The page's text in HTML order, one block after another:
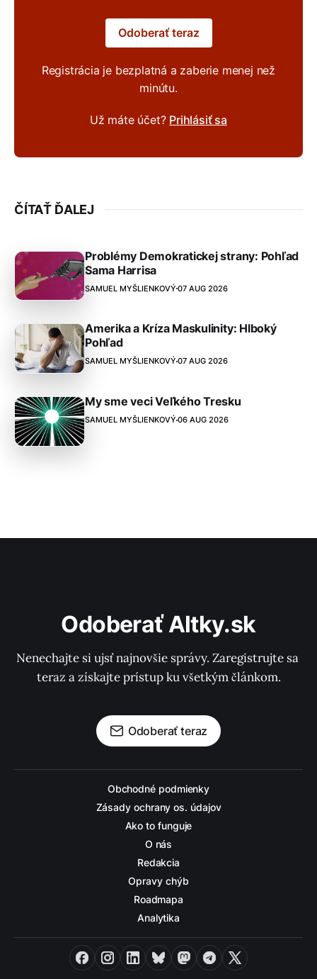
Odoberať teraz
Registrácia je bezplatná a zaberie menej než
minútu.
Už máte účet? Prihlásiť sa
ČÍTAŤ ĎALEJ
Problémy Demokratickej strany: Pohľad
Sama Harrisa
SAMUEL MYŠLIENKOVÝ 07 AUG 2026
Amerika a Kríza Maskulinity: Hlboký
Pohľad
SAMUEL MYŠLIENKOVÝ 07 AUG 2026
My sme veci Veľkého Tresku
SAMUEL MYŠLIENKOVÝ 06 AUG 2026
Odoberať Altky.sk
Nenechajte si ujsť najnovšie správy. Zaregistrujte sa
teraz a získajte prístup ku všetkým článkom.
Odoberať teraz
Obchodné podmienky
Zásady ochrany os. údajov
Ako to funguje
O nás
Redakcia
Opravy chýb
Roadmapa
Analytika
FacebookInstagramLinkedInBlueskyMastodon
Telegram
X